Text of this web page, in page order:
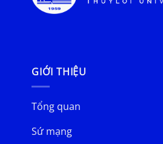
GIỚI THIỆU
Tổng quan
Sứ mạng